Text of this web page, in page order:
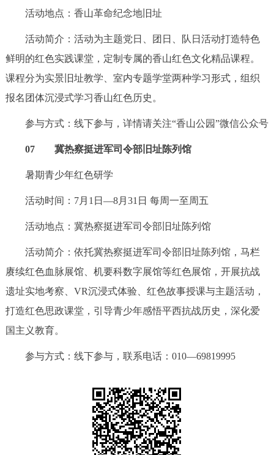
活动地点：香山革命纪念地旧址
活动简介：活动为主题党日、团日、队日活动打造特色
鲜明的红色实践课堂，定制专属的香山红色文化精品课程。
课程分为实景旧址教学、室内专题学堂两种学习形式，组织
报名团体沉浸式学习香山红色历史。
参与方式：线下参与，详情请关注“香山公园”微信公众号
07 冀热察挺进军司令部旧址陈列馆
暑期青少年红色研学
活动时间：7月1日—8月31日 每周一至周五
活动地点：冀热察挺进军司令部旧址陈列馆
活动简介：依托冀热察挺进军司令部旧址陈列馆，马栏
赓续红色血脉展馆、机要科数字展馆等红色展馆，开展抗战
遗址实地考察、VR沉浸式体验、红色故事授课与主题活动，
打造红色思政课堂，引导青少年感悟平西抗战历史，深化爱
国主义教育。
参与方式：线下参与，联系电话：010—69819995